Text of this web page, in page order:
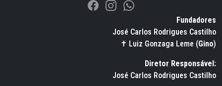
Fundadores
José Carlos Rodrigues Castilho
✝ Luiz Gonzaga Leme (Gino)
Diretor Responsável:
José Carlos Rodrigues Castilho